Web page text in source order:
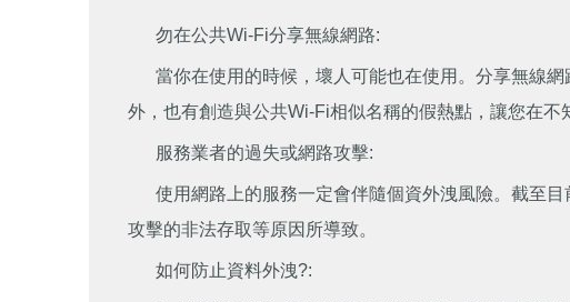
勿在公共Wi-Fi分享無線網路:
當你在使用的時候，壞人可能也在使用。分享無線
外，也有創造與公共Wi-Fi相似名稱的假熱點，讓您在不
服務業者的過失或網路攻擊:
使用網路上的服務一定會伴隨個資外洩風險。截至
攻擊的非法存取等原因所導致。
如何防止資料外洩?: